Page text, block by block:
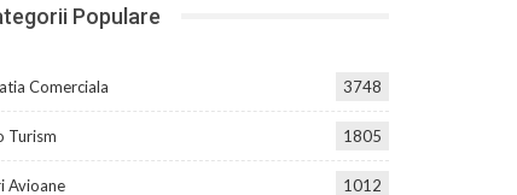
Populare
Comerciala 3748
Turism 1805
Avioane 1012